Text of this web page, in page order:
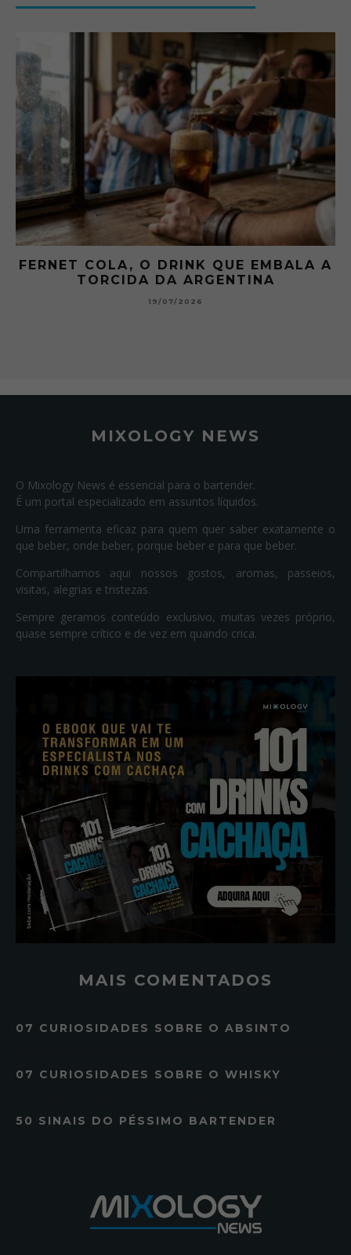
GIBSON: O PICLES QUE MUDOU A
HISTÓRIA DOS MARTINI
15/07/2026
MIXOLOGY NEWS
O Mixology News é essencial para o bartender.
É um portal especializado em assuntos líquidos.
Uma ferramenta eficaz para quem quer saber exatamente o
que beber, onde beber, porque beber e para que beber.
Compartilhamos aqui nossos gostos, aromas, passeios,
visitas, alegrias e tristezas.
Sempre geramos conteúdo exclusivo, muitas vezes próprio,
quase sempre crítico e de vez em quando crica.
MAIS COMENTADOS
07 CURIOSIDADES SOBRE O ABSINTO
07 CURIOSIDADES SOBRE O WHISKY
50 SINAIS DO PÉSSIMO BARTENDER